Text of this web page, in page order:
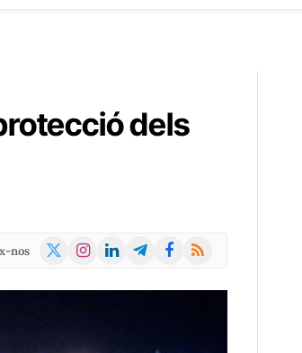
dels
nos
X
Instagram
LinkedInTelegramFacebook
RSS